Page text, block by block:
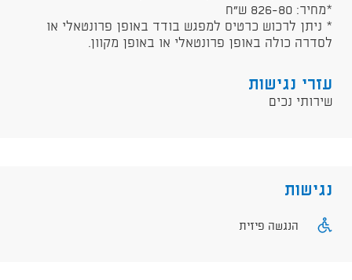
*מחיר: 826-80 ש"ח​
* ניתן לרכוש כרטיס ל​מפגש בודד באופן פרונטאלי או
לסדרה כולה באופן פרונטאלי או באופן מקוון.
עזרי נגישות
שירותי נכים
נגישות
הנגשה פיזית